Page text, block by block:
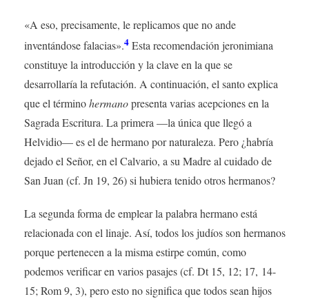
«A eso, precisamente, le replicamos que no ande
inventándose falacias».4Esta recomendación jeronimiana
constituye la introducción y la clave en la que se
desarrollaría la refutación. A continuación, el santo explica
que el términohermanopresenta varias acepciones en la
Sagrada Escritura. La primera —la única que llegó a
Helvidio— es el de hermano por naturaleza. Pero ¿habría
dejado el Señor, en el Calvario, a su Madre al cuidado de
San Juan (cf. Jn 19, 26) si hubiera tenido otros hermanos?
La segunda forma de emplear la palabra hermano está
relacionada con el linaje. Así, todos los judíos son hermanos
porque pertenecen a la misma estirpe común, como
podemos verificar en varios pasajes (cf. Dt 15, 12; 17, 14-
15; Rom 9, 3), pero esto no significa que todos sean hijos